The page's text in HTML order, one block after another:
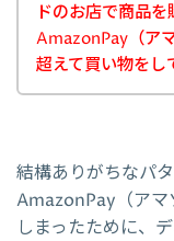
ドのお店で商品を
AmazonPay（ア
超えて買い物をし
結構ありがちなパ
AmazonPay（アマ
しまったために、